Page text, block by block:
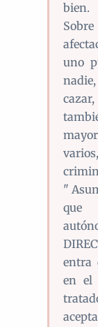
bien.
uno
"
que
entra
en el